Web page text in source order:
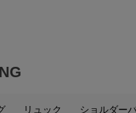
リュック ショルダー